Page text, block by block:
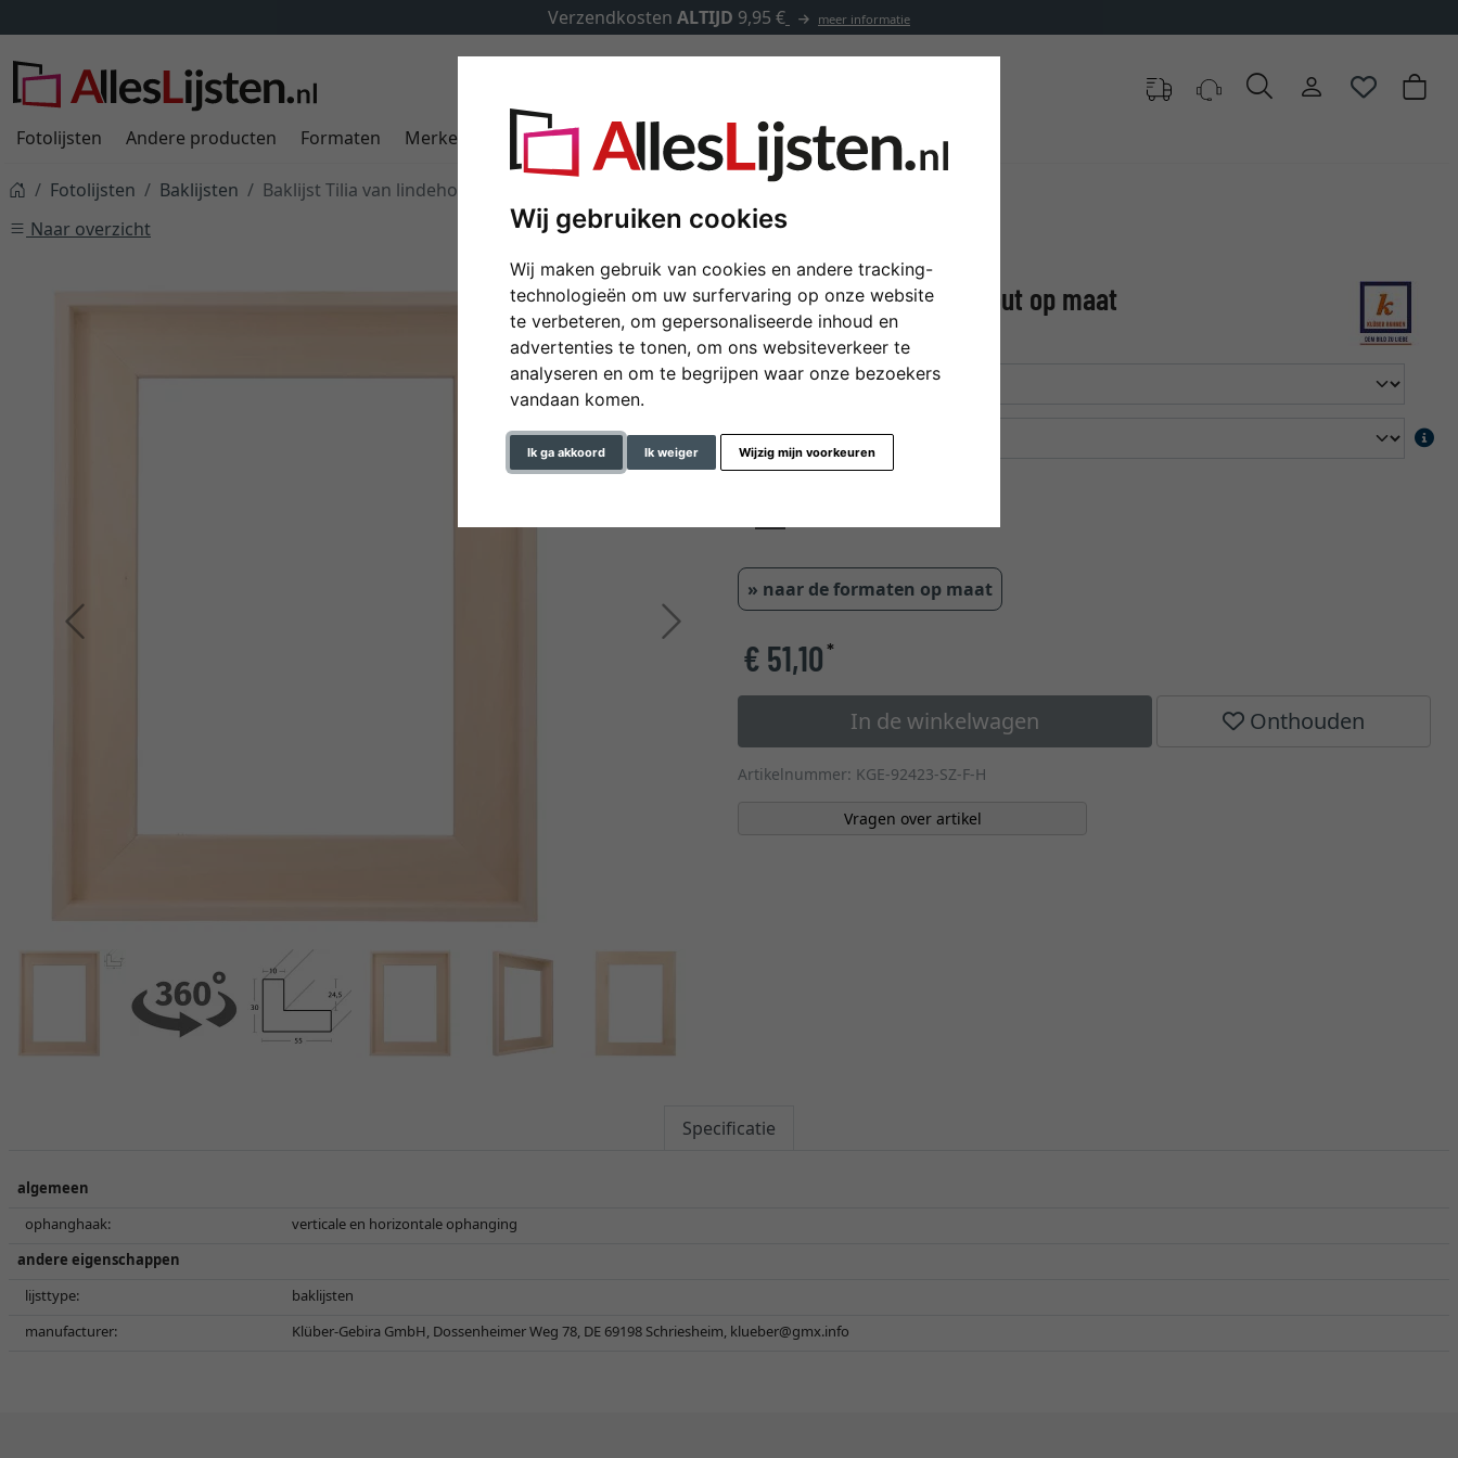
Wij gebruiken cookies
Wij maken gebruik van cookies en andere tracking-
technologieën om uw surfervaring op onze website
te verbeteren, om gepersonaliseerde inhoud en
advertenties te tonen, om ons websiteverkeer te
analyseren en om te begrijpen waar onze bezoekers
vandaan komen.
Ik ga akkoord Ik weiger Wijzig mijn voorkeuren
Verzendkosten ALTIJD 9,95 € meer informatie
Fotolijsten Andere producten Formaten Merken Lijsten op maat Passe-partouts Toebehoren
Fotolijsten Baklijsten
Baklijst Tilia van lindehout op maat
Naar overzicht
Terug Verder
Baklijst Tilia van lindehout op maat
kleur
glastype
» naar de formaten op maat
€ 51,10*
In de winkelwagen Onthouden
Artikelnummer: KGE-92423-SZ-F-H
Vragen over artikel
Specificatie
algemeen
ophanghaak:
verticale en horizontale ophanging
andere eigenschappen
lijsttype:
baklijsten
manufacturer:
Klüber-Gebira GmbH, Dossenheimer Weg 78, DE 69198 Schriesheim, klueber@gmx.info